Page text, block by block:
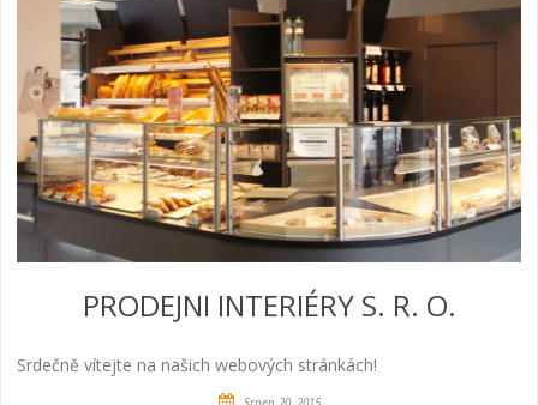
PRODEJNI INTERIÉRY S. R. O.
Srdečně vítejte na našich webových stránkách!